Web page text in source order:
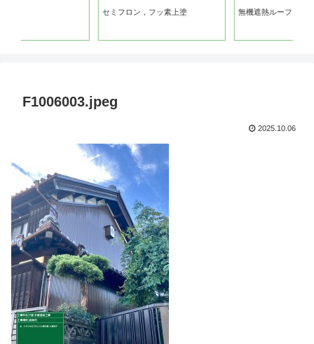
セミフロン，フッ素上塗 無機遮熱ルーフ
F1006003.jpeg
2025.10.06